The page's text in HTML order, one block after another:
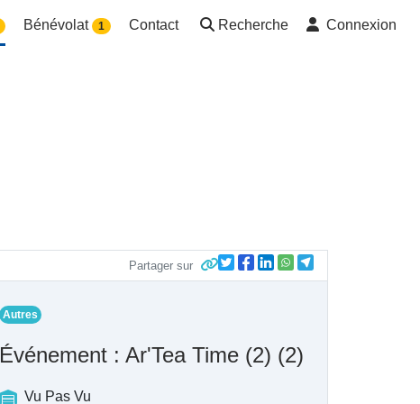
Bénévolat 1 Contact Recherche Connexion
Partager sur
Autres
Événement : Ar'Tea Time (2) (2)
Vu Pas Vu